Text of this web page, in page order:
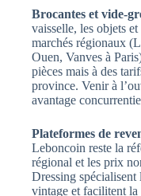
Brocantes et vide-
vaisselle, les objets
marchés régionaux
Ouen, Vanves à
pièces mais à des
province. Venir à
avantage
Plateformes de
Leboncoin reste la
régional et les prix
Dressing
vintage et facilitent la